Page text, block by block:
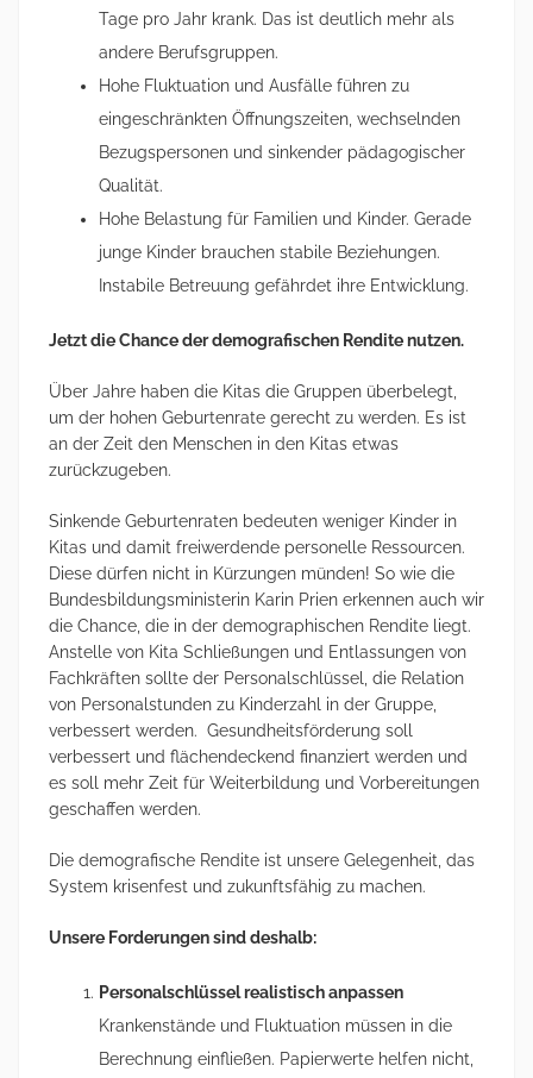
Tage pro Jahr krank. Das ist deutlich mehr als
andere Berufsgruppen.
Hohe Fluktuation und Ausfälle führen zu
eingeschränkten Öffnungszeiten, wechselnden
Bezugspersonen und sinkender pädagogischer
Qualität.
Hohe Belastung für Familien und Kinder. Gerade
junge Kinder brauchen stabile Beziehungen.
Instabile Betreuung gefährdet ihre Entwicklung.
Jetzt die Chance der demografischen Rendite nutzen.
Über Jahre haben die Kitas die Gruppen überbelegt,
um der hohen Geburtenrate gerecht zu werden. Es ist
an der Zeit den Menschen in den Kitas etwas
zurückzugeben.
Sinkende Geburtenraten bedeuten weniger Kinder in
Kitas und damit freiwerdende personelle Ressourcen.
Diese dürfen nicht in Kürzungen münden! So wie die
Bundesbildungsministerin Karin Prien erkennen auch wir
die Chance, die in der demographischen Rendite liegt.
Anstelle von Kita Schließungen und Entlassungen von
Fachkräften sollte der Personalschlüssel, die Relation
von Personalstunden zu Kinderzahl in der Gruppe,
verbessert werden. Gesundheitsförderung soll
verbessert und flächendeckend finanziert werden und
es soll mehr Zeit für Weiterbildung und Vorbereitungen
geschaffen werden.
Die demografische Rendite ist unsere Gelegenheit, das
System krisenfest und zukunftsfähig zu machen.
Unsere Forderungen sind deshalb:
Personalschlüssel realistisch anpassen
Krankenstände und Fluktuation müssen in die
Berechnung einfließen. Papierwerte helfen nicht,